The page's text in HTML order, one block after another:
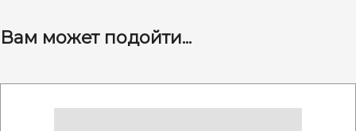
Вам может подойти...